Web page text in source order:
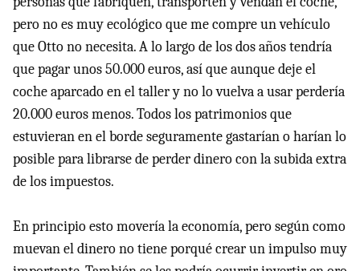
pero no es muy ecológico que me compre un vehículo
que Otto no necesita. A lo largo de los dos años tendría
que pagar unos 50.000 euros, así que aunque deje el
coche aparcado en el taller y no lo vuelva a usar perdería
20.000 euros menos. Todos los patrimonios que
estuvieran en el borde seguramente gastarían o harían lo
posible para librarse de perder dinero con la subida extra
de los impuestos.
En principio esto movería la economía, pero según como
muevan el dinero no tiene porqué crear un impulso muy